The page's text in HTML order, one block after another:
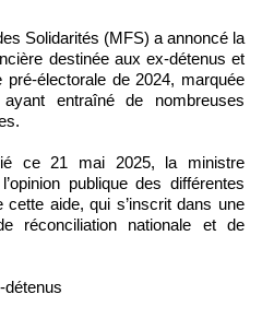
destinée aux ex-détenus et
électorale de 2024, marquée
entraîné de nombreuses
ce 21 mai 2025, la ministre
publique des différentes
aide, qui s’inscrit dans une
réconciliation nationale et de
détenus